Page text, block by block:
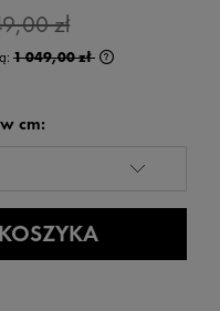
zł
1 049,00 zł
cm: